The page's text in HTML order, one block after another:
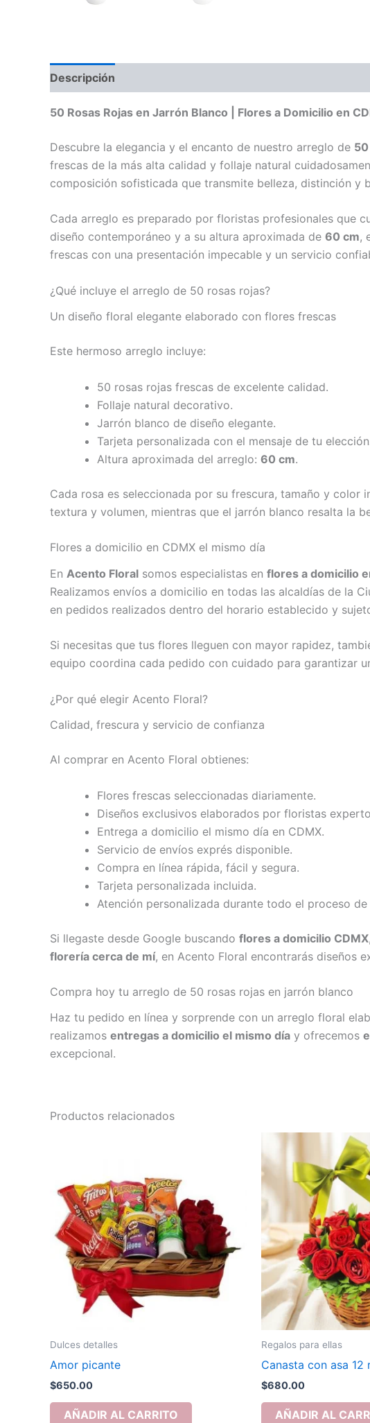
Descripción
50 Rosas Rojas en Jarrón Blanco | Flores a Domicilio en
Descubre la elegancia y el encanto de nuestro arreglo de
frescas de la más alta calidad y follaje natural
composición sofisticada que transmite belleza, distinción y
Cada arreglo es preparado por floristas profesionales que
diseño contemporáneo y a su altura aproximada de 60 cm,
frescas con una presentación impecable y un servicio
¿Qué incluye el arreglo de 50 rosas rojas?
Un diseño floral elegante elaborado con flores frescas
Este hermoso arreglo incluye:
50 rosas rojas frescas de excelente calidad.
Follaje natural decorativo.
Jarrón blanco de diseño elegante.
Tarjeta personalizada con el mensaje de tu
Altura aproximada del arreglo: 60 cm.
Cada rosa es seleccionada por su frescura, tamaño y
textura y volumen, mientras que el jarrón blanco resalta la
Flores a domicilio en CDMX el mismo día
En Acento Floral somos especialistas en flores a domicilio
Realizamos envíos a domicilio en todas las alcaldías de la
en pedidos realizados dentro del horario establecido y
Si necesitas que tus flores lleguen con mayor rapidez,
equipo coordina cada pedido con cuidado para garantizar
¿Por qué elegir Acento Floral?
Calidad, frescura y servicio de confianza
Al comprar en Acento Floral obtienes:
Flores frescas seleccionadas diariamente.
Diseños exclusivos elaborados por floristas
Entrega a domicilio el mismo día en CDMX.
Servicio de envíos exprés disponible.
Compra en línea rápida, fácil y segura.
Tarjeta personalizada incluida.
Atención personalizada durante todo el proceso de
Si llegaste desde Google buscando flores a domicilio CDMX
florería cerca de mí, en Acento Floral encontrarás diseños
Compra hoy tu arreglo de 50 rosas rojas en jarrón blanco
Haz tu pedido en línea y sorprende con un arreglo floral
realizamos entregas a domicilio el mismo día y ofrecemos
excepcional.
Productos relacionados
Dulces detalles
Amor picante
$650.00
AÑADIR AL CARRITO
Regalos para ellas
Canasta con asa 12
$680.00
AÑADIR AL